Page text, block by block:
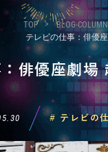
TOP BLOG-COLUMN
テレビの仕事：俳優
俳優座劇場
# テレビの